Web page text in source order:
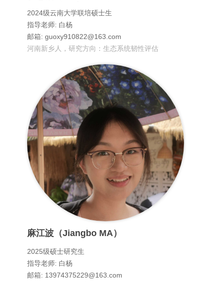
2024级云南大学联培硕士生
指导老师: 白杨
邮箱: guoxy910822@163.com
河南新乡人，研究方向：生态系统韧性评估
麻江波（Jiangbo MA）
2025级硕士研究生
指导老师: 白杨
邮箱: 13974375229@163.com